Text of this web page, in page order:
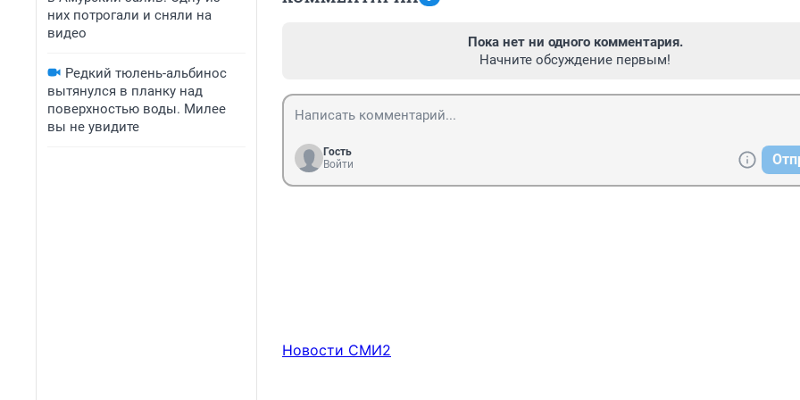
них потрогали и сняли на
видео
Редкий тюлень-альбинос
вытянулся в планку над
поверхностью воды. Милее
вы не увидите
Пока нет ни одного комментария.
Начните обсуждение первым!
Гость
Войти
Новости СМИ2